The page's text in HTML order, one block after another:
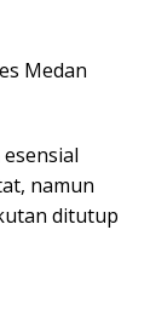
Medan
namun
ditutup